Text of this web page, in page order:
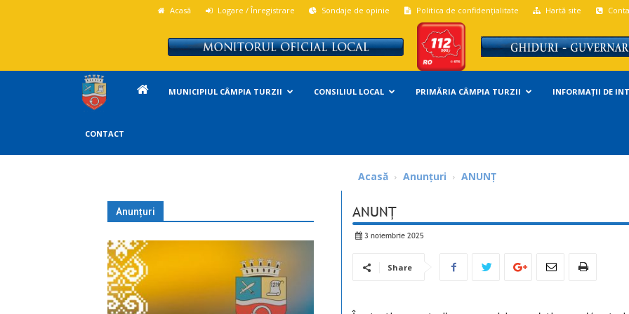
Acasă Logare / Înregistrare Sondaje de opinie Politica de confidențialitate Hartă site
Primăria MUNICIPIUL CÂMPIA TURZII CONSILIUL LOCAL PRIMĂRIA CÂMPIA TURZII INFORMAȚII DE
CONTACT
Acasă Anunțuri ANUNȚ
ANUNȚ
3 noiembrie 2025
Share
Anunțuri